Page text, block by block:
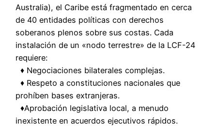
Australia), el Caribe está fragmentado en cerca
de 40 entidades políticas con derechos
soberanos plenos sobre sus costas. Cada
instalación de un «nodo terrestre» de la LCF-24
requiere:
♦️ Negociaciones bilaterales complejas.
♦️ Respeto a constituciones nacionales que
prohíben bases extranjeras.
♦️Aprobación legislativa local, a menudo
inexistente en acuerdos ejecutivos rápidos.